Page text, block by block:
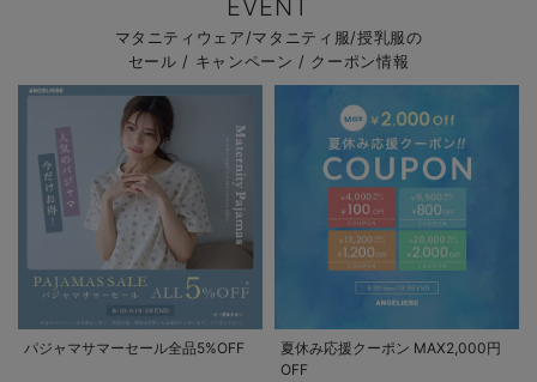
EVENT
マタニティウェア/マタニティ服/授乳服の
セール / キャンペーン / クーポン情報
パジャマサマーセール全品5%OFF
夏休み応援クーポン MAX2,000円
OFF